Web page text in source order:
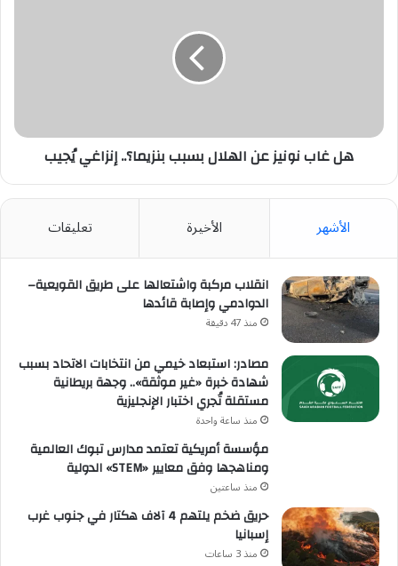
يُجيب
هل غاب نونيز عن الهلال بسبب بنزيما؟.. إنزاغي يُجيب
الأشهر الأخيرة تعليقات
انقلاب مركبة واشتعالها على طريق القويعية–
الدوادمي وإصابة قائدها
منذ 47 دقيقة
مصادر: استبعاد خيمي من انتخابات الاتحاد بسبب
شهادة خبرة «غير موثقة».. وجهة بريطانية
مستقلة تُجري اختبار الإنجليزية
منذ ساعة واحدة
مؤسسة أمريكية تعتمد مدارس تبوك العالمية
ومناهجها وفق معايير «STEM» الدولية
منذ ساعتين
حريق ضخم يلتهم 4 آلاف هكتار في جنوب غرب
إسبانيا
منذ 3 ساعات